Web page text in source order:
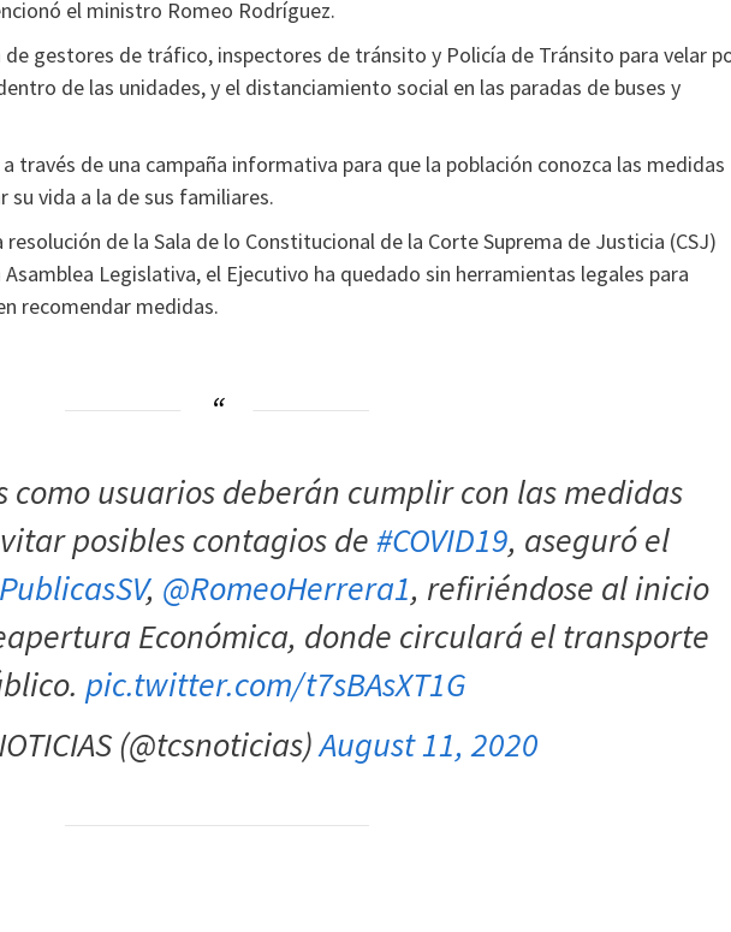
el ministro Romeo Rodríguez.
de gestores de tráfico, inspectores de tránsito y Policía de Tránsito para velar
de las unidades, y el distanciamiento social en las paradas de buses y
través de una campaña informativa para que la población conozca las medidas
su vida a la de sus familiares.
de la Sala de lo Constitucional de la Corte Suprema de Justicia (CSJ)
Legislativa, el Ejecutivo ha quedado sin herramientas legales para
recomendar medidas.
como usuarios deberán cumplir con las medidas
posibles contagios de#COVID19, aseguró el
, @RomeoHerrera1, refiriéndose al inicio
Económica, donde circulará el transporte
pic.twitter.com/t7sBAsXT1G
(@tcsnoticias)August 11, 2020